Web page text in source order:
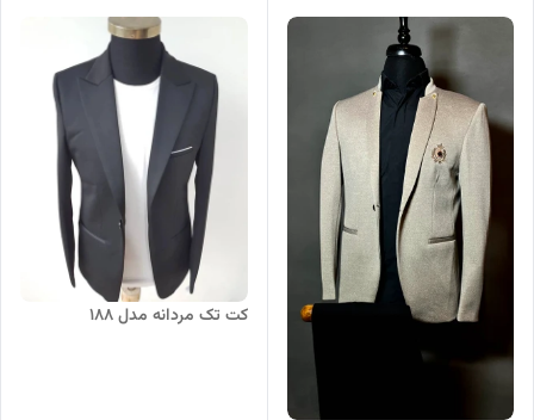
کت تک مردانه مدل 188